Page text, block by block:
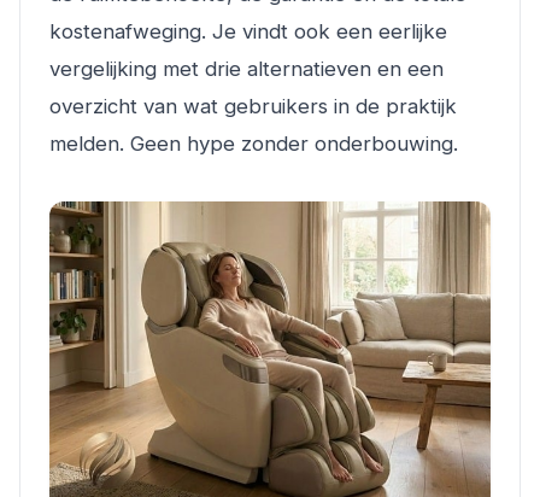
kostenafweging. Je vindt ook een eerlijke
vergelijking met drie alternatieven en een
overzicht van wat gebruikers in de praktijk
melden. Geen hype zonder onderbouwing.